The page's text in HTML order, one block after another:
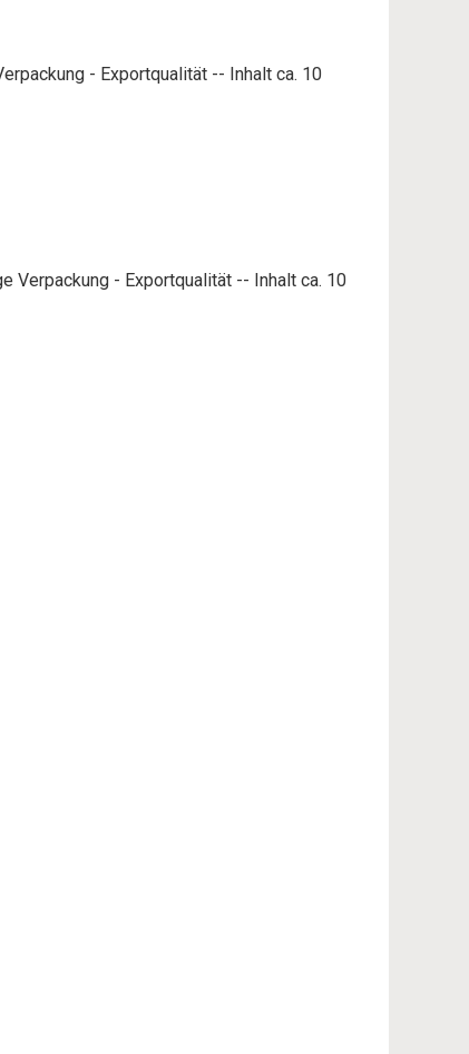
- Exportqualität -- Inhalt ca. 10
Verpackung - Exportqualität -- Inhalt ca. 10